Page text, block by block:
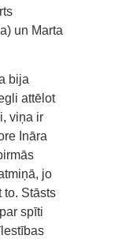
un Marta
bija
attēlot
viņa ir
Ināra
jo
to. Stāsts
spīti